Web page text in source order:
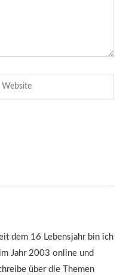
dem 16 Lebensjahr bin ich
Jahr 2003 online und
über die Themen